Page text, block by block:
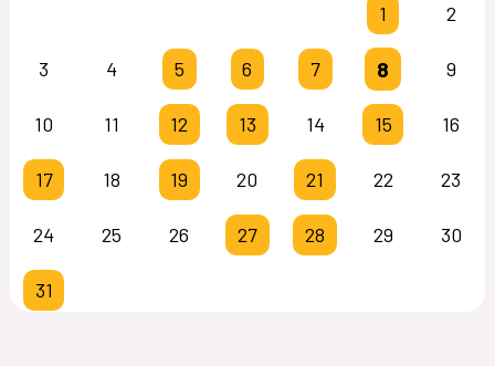
1 2
3 4 5 6 7 8 9
10 11 12 13 14 15 16
17 18 19 20 21 22 23
24 25 26 27 28 29 30
31